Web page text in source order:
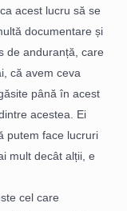
acest lucru să se
documentare și
de anduranță, care
că avem ceva
până în acest
acestea. Ei
putem face lucruri
mult decât alții, e
cel care